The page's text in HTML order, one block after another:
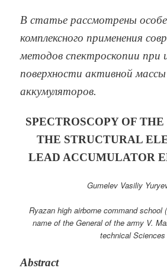
В статье рассмотрены
комплексного применения
методов спектроскопии при
поверхностиактивной массы
аккумуляторов.
SPECTROSCOPY OF
THE STRUCTURAL
LEAD ACCUMULATOR
Gumelev Vasiliy
Ryazan high airborne command school
name of the General of the army V.
technical Sciences
Abstract